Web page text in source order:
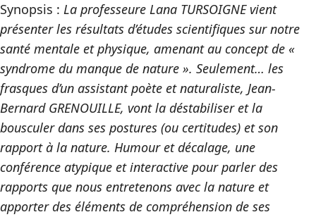
Synopsis : La professeure Lana TURSOIGNE vient
présenter les résultats d’études scientifiques sur notre
santé mentale et physique, amenant au concept de «
syndrome du manque de nature ». Seulement… les
frasques d’un assistant poète et naturaliste, Jean-
Bernard GRENOUILLE, vont la déstabiliser et la
bousculer dans ses postures (ou certitudes) et son
rapport à la nature. Humour et décalage, une
conférence atypique et interactive pour parler des
rapports que nous entretenons avec la nature et
apporter des éléments de compréhension de ses